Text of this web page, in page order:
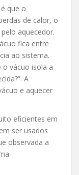
que o
de calor, o
aquecedor.
fica entre
ao sistema.
o vácuo isola a
A
e aquecer
eficientes em
ser usados
observada a